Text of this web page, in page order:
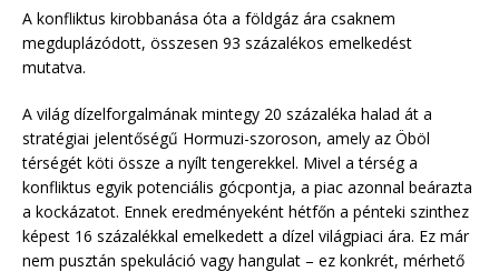
A konfliktus kirobbanása óta a földgáz ára csaknem
megduplázódott, összesen 93 százalékos emelkedést
mutatva.
A világ dízelforgalmának mintegy 20 százaléka halad át a
stratégiai jelentőségű Hormuzi-szoroson, amely az Öböl
térségét köti össze a nyílt tengerekkel. Mivel a térség a
konfliktus egyik potenciális gócpontja, a piac azonnal beárazta
a kockázatot. Ennek eredményeként hétfőn a pénteki szinthez
képest 16 százalékkal emelkedett a dízel világpiaci ára. Ez már
nem pusztán spekuláció vagy hangulat – ez konkrét, mérhető